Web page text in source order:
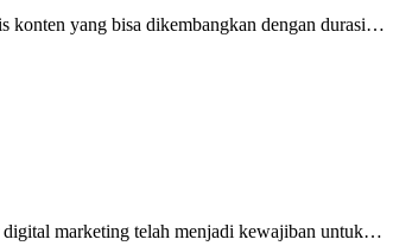
konten yang bisa dikembangkan dengan durasi…
digital marketing telah menjadi kewajiban untuk…